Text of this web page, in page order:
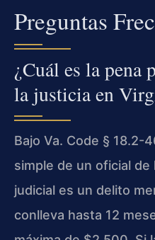
Preguntas
¿Cuál es la pena
la justicia en
Bajo Va. Code § 18.2-
simple de un oficial
judicial es un delito
conlleva hasta 12